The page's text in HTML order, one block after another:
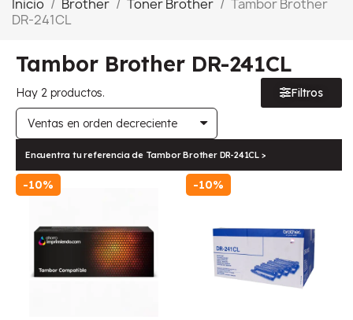
Inicio Brother Toner Brother
Tambor Brother
DR-241CL
Tambor Brother DR-241CL
Hay 2 productos. Filtros
Encuentra tu referencia de Tambor Brother DR-241CL >
-10% -10%